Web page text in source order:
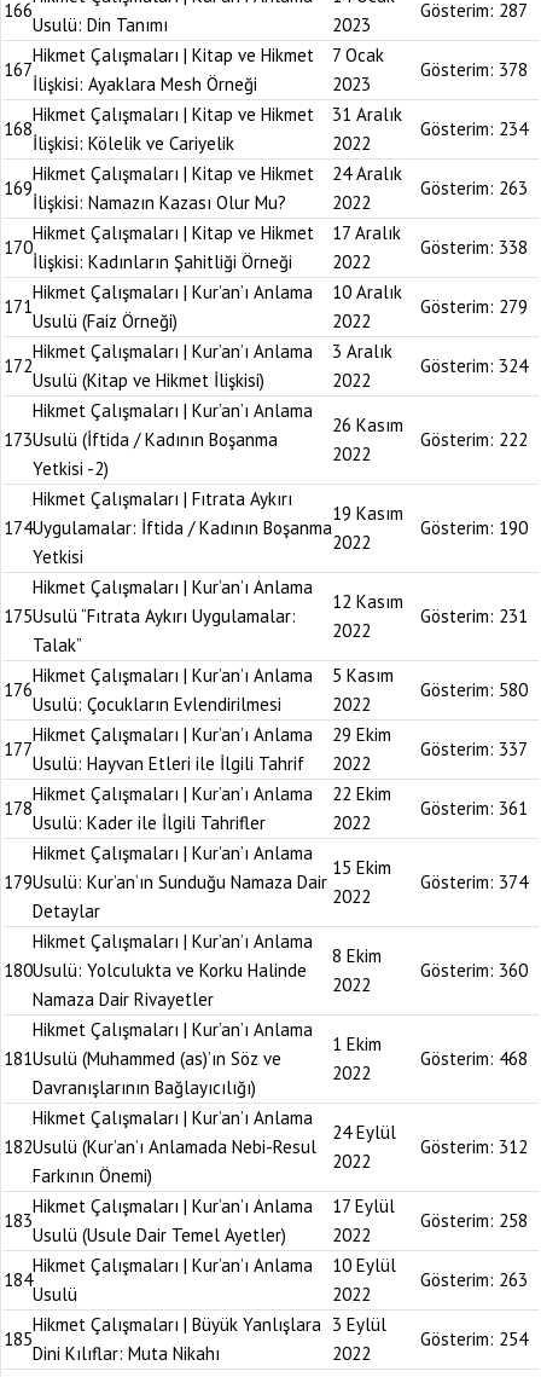
166
Usulü: Din Tanımı
2023
Gösterim: 287
167
Hikmet Çalışmaları | Kitap ve Hikmet
İlişkisi: Ayaklara Mesh Örneği
7 Ocak
2023
Gösterim: 378
168
Hikmet Çalışmaları | Kitap ve Hikmet
İlişkisi: Kölelik ve Cariyelik
31 Aralık
2022
Gösterim: 234
169
Hikmet Çalışmaları | Kitap ve Hikmet
İlişkisi: Namazın Kazası Olur Mu?
24 Aralık
2022
Gösterim: 263
170
Hikmet Çalışmaları | Kitap ve Hikmet
İlişkisi: Kadınların Şahitliği Örneği
17 Aralık
2022
Gösterim: 338
171
Hikmet Çalışmaları | Kur’an’ı Anlama
Usulü (Faiz Örneği)
10 Aralık
2022
Gösterim: 279
172
Hikmet Çalışmaları | Kur’an’ı Anlama
Usulü (Kitap ve Hikmet İlişkisi)
3 Aralık
2022
Gösterim: 324
173
Hikmet Çalışmaları | Kur’an’ı Anlama
Usulü (İftida / Kadının Boşanma
Yetkisi -2)
26 Kasım
2022
Gösterim: 222
174
Hikmet Çalışmaları | Fıtrata Aykırı
Uygulamalar: İftida / Kadının Boşanma
Yetkisi
19 Kasım
2022
Gösterim: 190
175
Hikmet Çalışmaları | Kur’an’ı Anlama
Usulü “Fıtrata Aykırı Uygulamalar:
Talak”
12 Kasım
2022
Gösterim: 231
176
Hikmet Çalışmaları | Kur’an’ı Anlama
Usulü: Çocukların Evlendirilmesi
5 Kasım
2022
Gösterim: 580
177
Hikmet Çalışmaları | Kur’an’ı Anlama
Usulü: Hayvan Etleri ile İlgili Tahrif
29 Ekim
2022
Gösterim: 337
178
Hikmet Çalışmaları | Kur’an’ı Anlama
Usulü: Kader ile İlgili Tahrifler
22 Ekim
2022
Gösterim: 361
179
Hikmet Çalışmaları | Kur’an’ı Anlama
Usulü: Kur’an’ın Sunduğu Namaza Dair
Detaylar
15 Ekim
2022
Gösterim: 374
180
Hikmet Çalışmaları | Kur’an’ı Anlama
Usulü: Yolculukta ve Korku Halinde
Namaza Dair Rivayetler
8 Ekim
2022
Gösterim: 360
181
Hikmet Çalışmaları | Kur’an’ı Anlama
Usulü (Muhammed (as)’ın Söz ve
Davranışlarının Bağlayıcılığı)
1 Ekim
2022
Gösterim: 468
182
Hikmet Çalışmaları | Kur’an’ı Anlama
Usulü (Kur’an’ı Anlamada Nebi-Resul
Farkının Önemi)
24 Eylül
2022
Gösterim: 312
183
Hikmet Çalışmaları | Kur’an’ı Anlama
Usulü (Usule Dair Temel Ayetler)
17 Eylül
2022
Gösterim: 258
184
Hikmet Çalışmaları | Kur’an’ı Anlama
Usulü
10 Eylül
2022
Gösterim: 263
185
Hikmet Çalışmaları | Büyük Yanlışlara
Dini Kılıflar: Muta Nikahı
3 Eylül
2022
Gösterim: 254